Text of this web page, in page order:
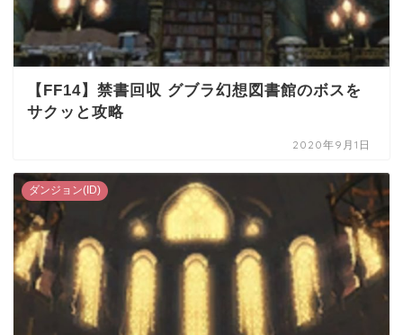
【FF14】禁書回収 グブラ幻想図書館のボスを
サクッと攻略
2020年9月1日
ダンジョン(ID)